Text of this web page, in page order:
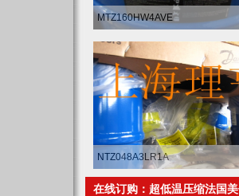
MTZ160HW4AVE
NTZ048A3LR1A
在线订购：超低温压缩法国